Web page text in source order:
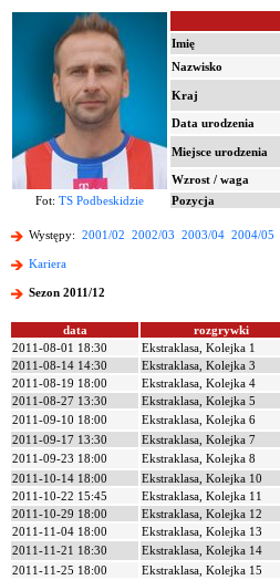
Imię
Nazwisko
Kraj
Data urodzenia
Miejsce urodzenia
Wzrost / waga
Fot: TS Podbeskidzie Pozycja
Występy: 2001/02 2002/03 2003/04 2004/05
Kariera
Sezon 2011/12
data rozgrywki
2011-08-01 18:30
Ekstraklasa, Kolejka 1
2011-08-14 14:30
Ekstraklasa, Kolejka 3
2011-08-19 18:00
Ekstraklasa, Kolejka 4
2011-08-27 13:30
Ekstraklasa, Kolejka 5
2011-09-10 18:00
Ekstraklasa, Kolejka 6
2011-09-17 13:30
Ekstraklasa, Kolejka 7
2011-09-23 18:00
Ekstraklasa, Kolejka 8
2011-10-14 18:00
Ekstraklasa, Kolejka 10
2011-10-22 15:45
Ekstraklasa, Kolejka 11
2011-10-29 18:00
Ekstraklasa, Kolejka 12
2011-11-04 18:00
Ekstraklasa, Kolejka 13
2011-11-21 18:30
Ekstraklasa, Kolejka 14
2011-11-25 18:00
Ekstraklasa, Kolejka 15